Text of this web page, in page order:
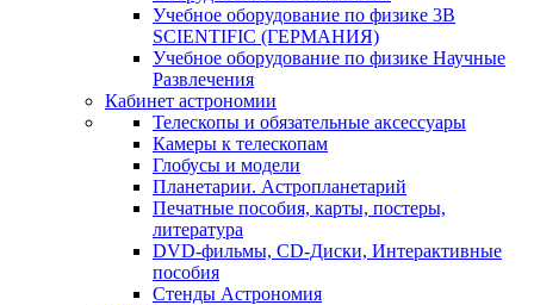
Учебное оборудование по физике 3B
SCIENTIFIC (ГЕРМАНИЯ)
Учебное оборудование по физике Научные
Развлечения
Кабинет астрономии
Телескопы и обязательные аксессуары
Камеры к телескопам
Глобусы и модели
Планетарии. Астропланетарий
Печатные пособия, карты, постеры,
литература
DVD-фильмы, CD-Диски, Интерактивные
пособия
Стенды Астрономия